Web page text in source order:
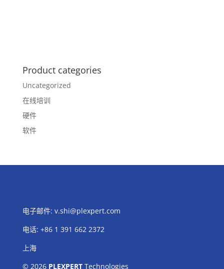
Product categories
Uncategorized
在线培训
硬件
软件
电子邮件: v.shi@plexpert.com
电话: +86 1 391 662 2372
上海
© 2026 PLEXPERTTechnologies